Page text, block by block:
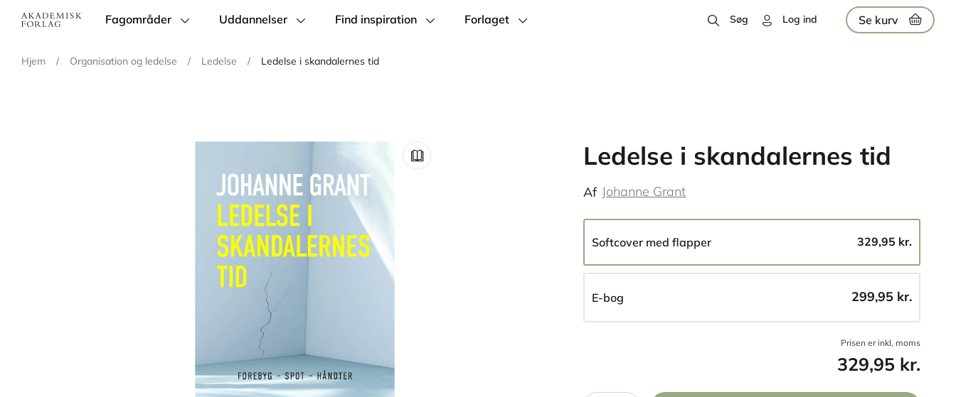
Main
Fagområder Uddannelser Find inspiration Forlaget Søg Log ind Se kurv
Hjem / Organisation og ledelse / Ledelse / Ledelse i skandalernes tid
Ledelse i skandalernes tid
Af Johanne Grant
Softcover med flapper 329,95 kr.
E-bog 299,95 kr.
Prisen er inkl, moms
329,95 kr.